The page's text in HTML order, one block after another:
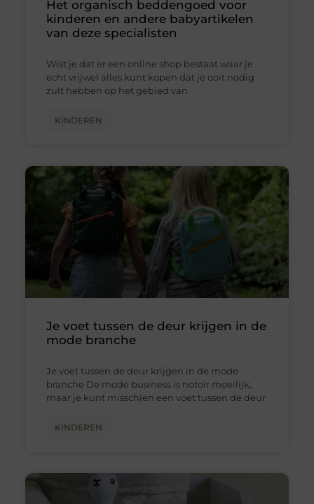
Het organisch beddengoed voor
kinderen en andere babyartikelen
van deze specialisten
Wist je dat er een online shop bestaat waar je
echt vrijwel alles kunt kopen dat je ooit nodig
zult hebben op het gebied van
KINDEREN
Je voet tussen de deur krijgen in de
mode branche
Je voet tussen de deur krijgen in de mode
branche De mode business is notoir moeilijk,
maar je kunt misschien een voet tussen de deur
KINDEREN